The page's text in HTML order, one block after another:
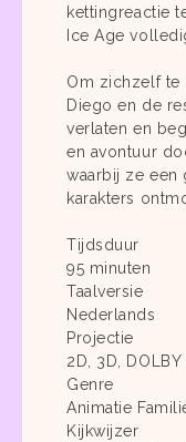
kettingreactie
Ice Age
Om zichzelf te
Diego en de
verlaten en
en avontuur
waarbij ze een
karakters
Tijdsduur
95 minuten
Taalversie
Nederlands
Projectie
2D, 3D, DOLBY
Genre
Animatie
Kijkwijzer